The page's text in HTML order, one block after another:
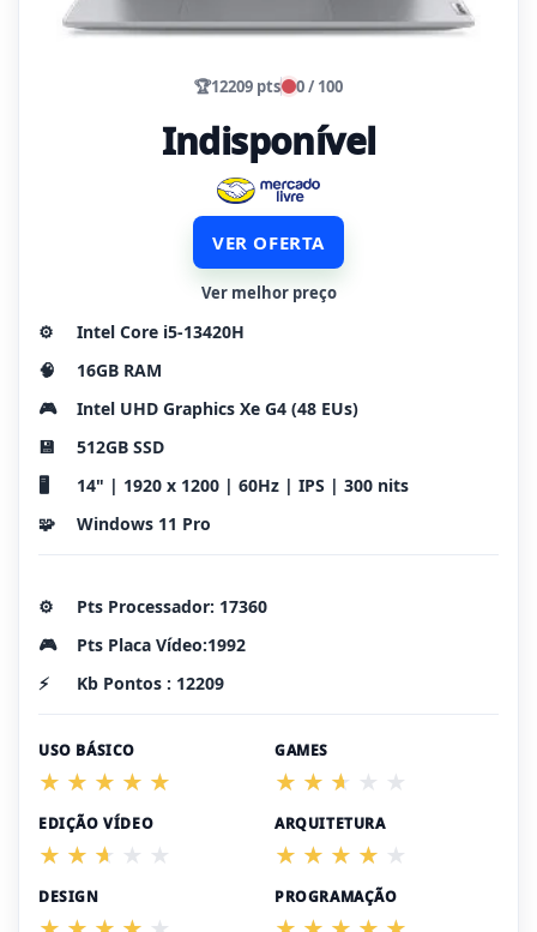
🏆12209 pts 0 / 100
Indisponível
VER OFERTA
Ver melhor preço
⚙️
Intel Core i5-13420H
🧠
16GB RAM
🎮
Intel UHD Graphics Xe G4 (48 EUs)
💾
512GB SSD
🖥️
14" | 1920 x 1200 | 60Hz | IPS | 300 nits
🧩
Windows 11 Pro
⚙️
Pts Processador: 17360
🎮
Pts Placa Vídeo:1992
⚡
Kb Pontos : 12209
USO BÁSICO GAMES
EDIÇÃO VÍDEO ARQUITETURA
DESIGN PROGRAMAÇÃO